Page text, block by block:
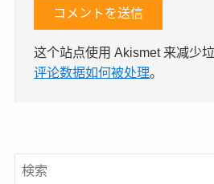
这个站点使用 Akismet 来减少垃
评论数据如何被处理。